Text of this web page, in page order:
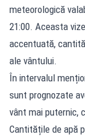
meteorologică
21:00. Aceasta
accentuată,
ale vântului.
În intervalul
sunt prognozate
vânt mai puternic,
Cantitățile de apă